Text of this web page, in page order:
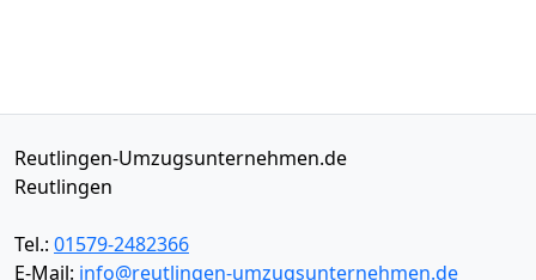
Reutlingen-Umzugsunternehmen.de
Reutlingen
Tel.: 01579-2482366
E-Mail: info@reutlingen-umzugsunternehmen.de